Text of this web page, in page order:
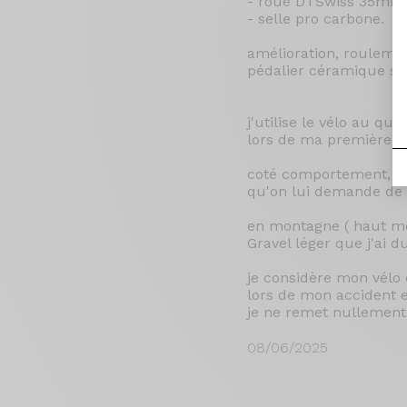
- selle pro carbone.
amélioration,
pédalier céramique
j'utilise le vélo au
lors de ma première
coté comportement,
qu'on lui demande
en montagne ( haut
Gravel léger que j'ai
je considère mon
lors de mon accident
je ne remet
08/06/2025